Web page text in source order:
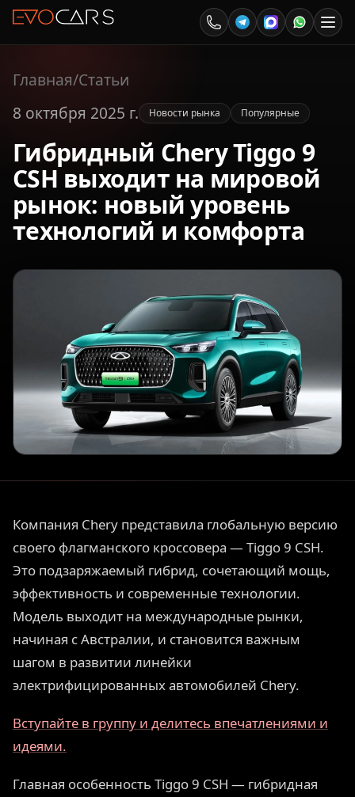
Главная/Статьи
8 октября 2025 г.
Новости рынка Популярные
Гибридный Chery Tiggo 9
CSH выходит на мировой
рынок: новый уровень
технологий и комфорта
Компания Chery представила глобальную версию
своего флагманского кроссовера — Tiggo 9 CSH.
Это подзаряжаемый гибрид, сочетающий мощь,
эффективность и современные технологии.
Модель выходит на международные рынки,
начиная с Австралии, и становится важным
шагом в развитии линейки
электрифицированных автомобилей Chery.
Вступайте в группу и делитесь впечатлениями и
идеями.
Главная особенность Tiggo 9 CSH — гибридная